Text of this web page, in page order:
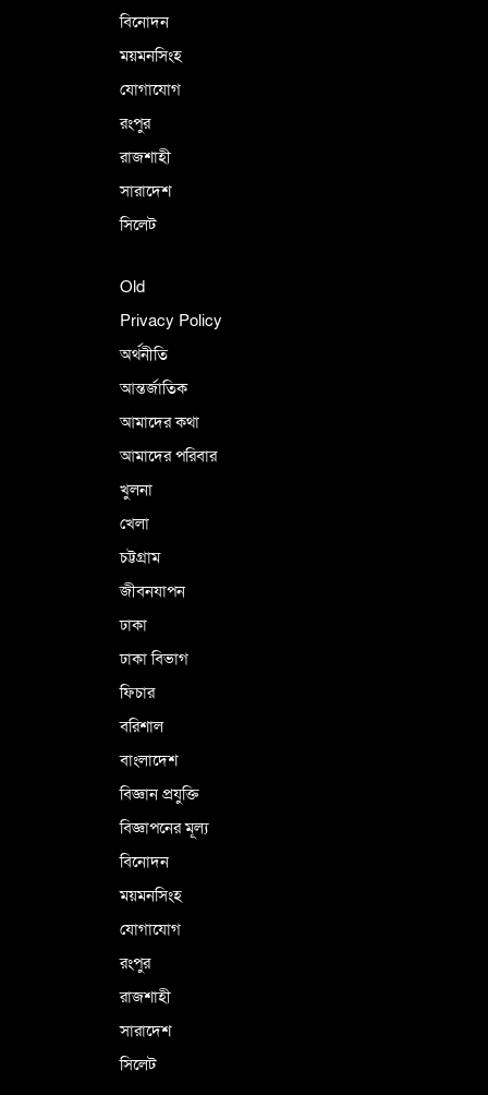
বিনোদন
ময়মনসিংহ
যোগাযোগ
রংপুর
রাজশাহী
সারাদেশ
সিলেট
Old
Privacy Policy
অর্থনীতি
আন্তর্জাতিক
আমাদের কথা
আমাদের পরিবার
খুলনা
খেলা
চট্টগ্রাম
জীবনযাপন
ঢাকা
ঢাকা বিভাগ
ফিচার
বরিশাল
বাংলাদেশ
বিজ্ঞান প্রযুক্তি
বিজ্ঞাপনের মূল্য
বিনোদন
ময়মনসিংহ
যোগাযোগ
রংপুর
রাজশাহী
সারাদেশ
সিলেট